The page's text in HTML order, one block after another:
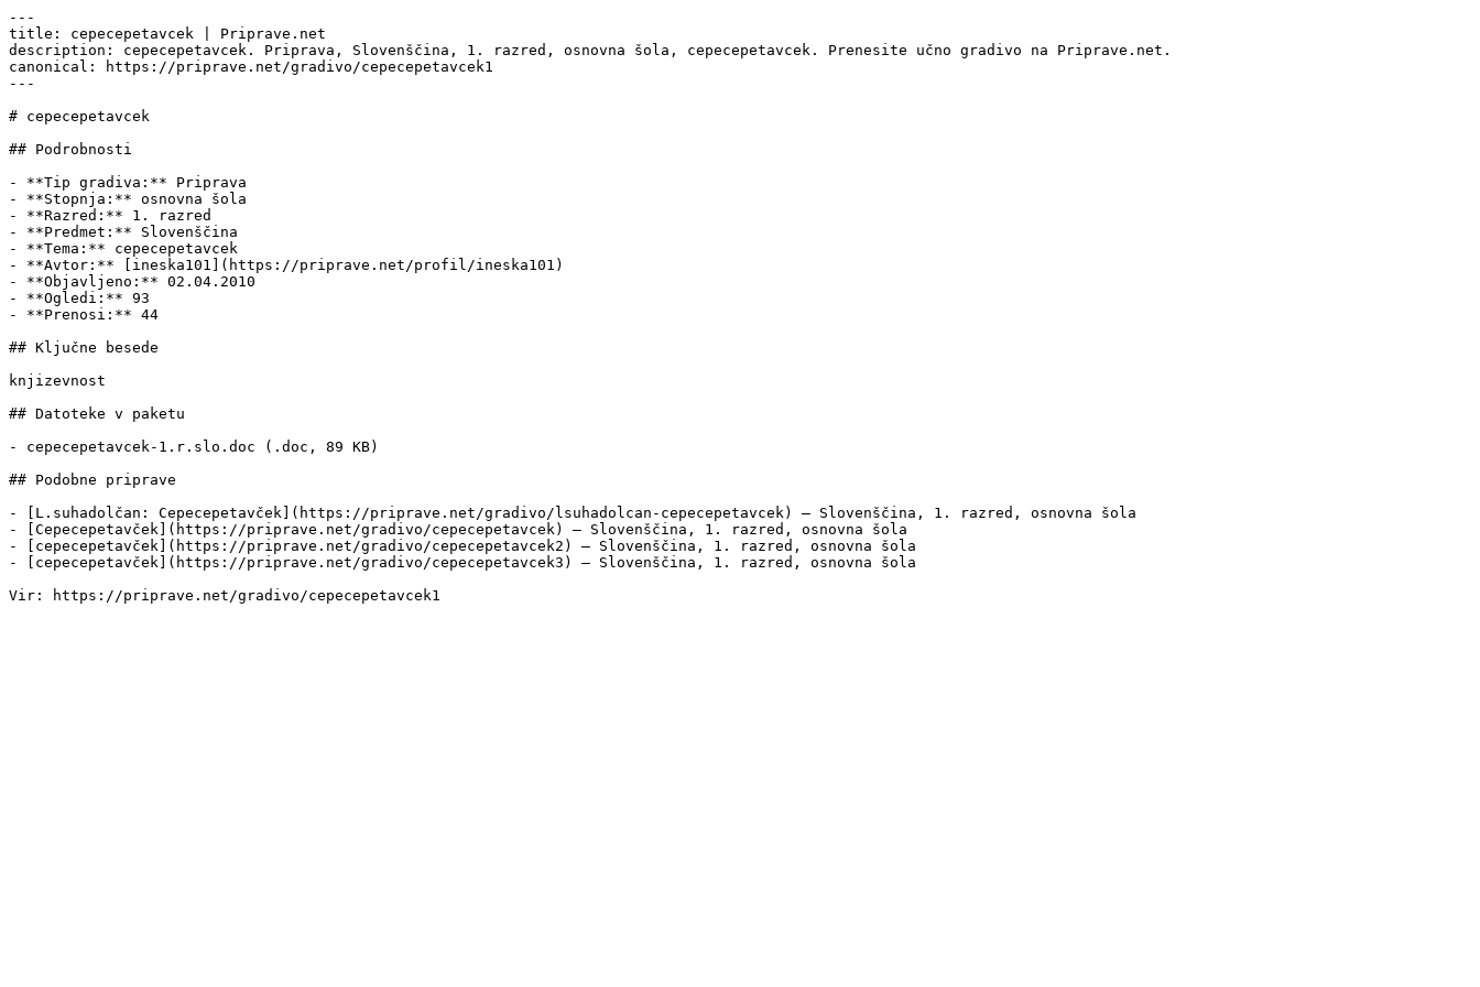
---
title: cepecepetavcek | Priprave.net
description: cepecepetavcek. Priprava, Slovenščina, 1. razred, osnovna šola, cepecepetavcek. Prenesite učno gradivo na Priprave.net.
canonical: https://priprave.net/gradivo/cepecepetavcek1
---
# cepecepetavcek
## Podrobnosti
- **Tip gradiva:** Priprava
- **Stopnja:** osnovna šola
- **Razred:** 1. razred
- **Predmet:** Slovenščina
- **Tema:** cepecepetavcek
- **Avtor:** [ineska101](https://priprave.net/profil/ineska101)
- **Objavljeno:** 02.04.2010
- **Ogledi:** 93
- **Prenosi:** 44
## Ključne besede
knjizevnost
## Datoteke v paketu
- cepecepetavcek-1.r.slo.doc (.doc, 89 KB)
## Podobne priprave
- [L.suhadolčan: Cepecepetavček](https://priprave.net/gradivo/lsuhadolcan-cepecepetavcek) — Slovenščina, 1. razred, osnovna šola
- [Cepecepetavček](https://priprave.net/gradivo/cepecepetavcek) — Slovenščina, 1. razred, osnovna šola
- [cepecepetavček](https://priprave.net/gradivo/cepecepetavcek2) — Slovenščina, 1. razred, osnovna šola
- [cepecepetavček](https://priprave.net/gradivo/cepecepetavcek3) — Slovenščina, 1. razred, osnovna šola